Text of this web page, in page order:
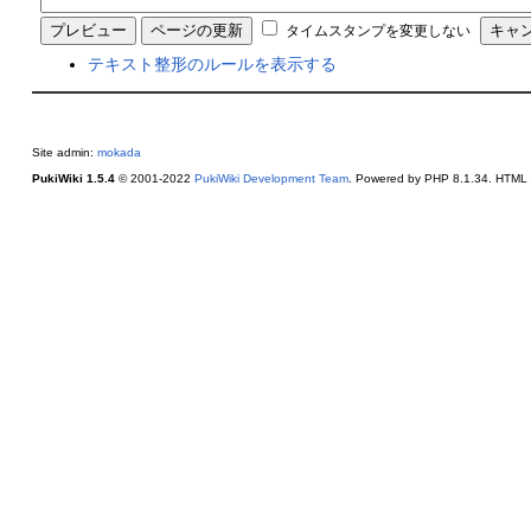
タイムスタンプを変更しない
テキスト整形のルールを表示する
Site admin: mokada
PukiWiki 1.5.4© 2001-2022 PukiWiki Development Team. Powered by PHP 8.1.34. HTML